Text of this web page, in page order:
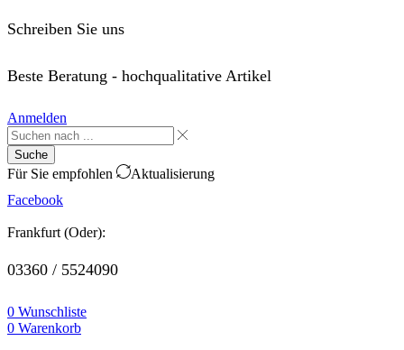
Schreiben Sie uns
Beste Beratung - hochqualitative Artikel
Anmelden
Suche
Für Sie empfohlen
Aktualisierung
Facebook
Frankfurt (Oder):
03360 / 5524090
0 Wunschliste
0 Warenkorb